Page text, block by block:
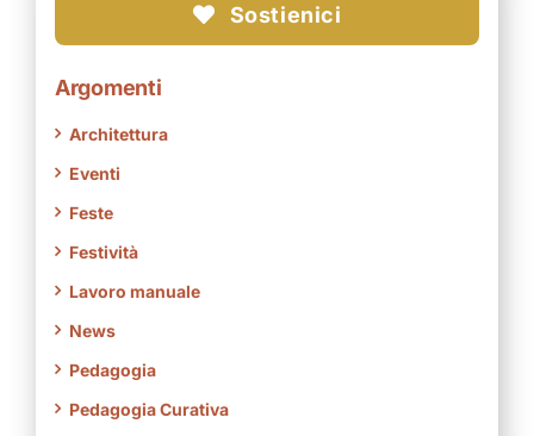
Sostienici
Argomenti
Architettura
Eventi
Feste
Festività
Lavoro manuale
News
Pedagogia
Pedagogia Curativa